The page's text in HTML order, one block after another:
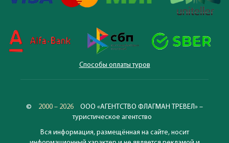
Способы оплаты туров
© 2000 – 2026
ООО «АГЕНТСТВО ФЛАГМАН ТРЕВЕЛ» –
туристическое агентство
Вся информация, размещённая на сайте, носит